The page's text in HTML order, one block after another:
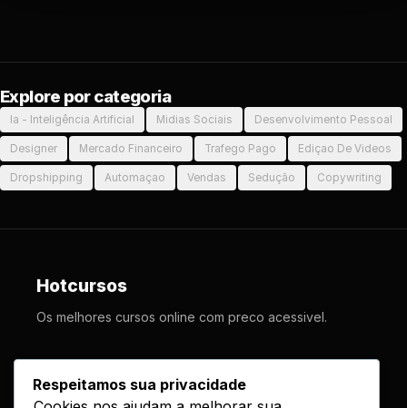
Explore por categoria
Ia - Inteligência Artificial Midias Sociais Desenvolvimento Pessoal
Designer Mercado Financeiro Trafego Pago Ediçao De Videos
Dropshipping Automaçao Vendas Sedução Copywriting
Hotcursos
Os melhores cursos online com preco acessivel.
Respeitamos sua privacidade